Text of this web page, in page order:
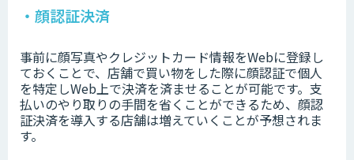
・顔認証決済
事前に顔写真やクレジットカード情報をWebに登録し
ておくことで、店舗で買い物をした際に顔認証で個人
を特定しWeb上で決済を済ませることが可能です。支
払いのやり取りの手間を省くことができるため、顔認
証決済を導入する店舗は増えていくことが予想されま
す。